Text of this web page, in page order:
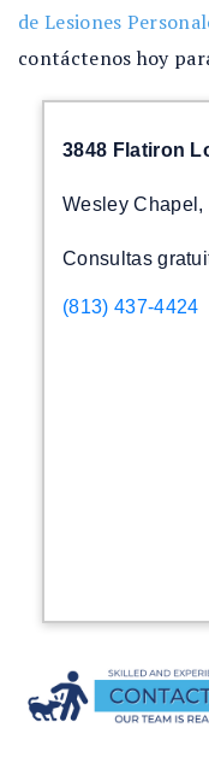
de Lesiones
contáctenos hoy
3848 Flatiron
Wesley Chapel,
Consultas
(813) 437-4424